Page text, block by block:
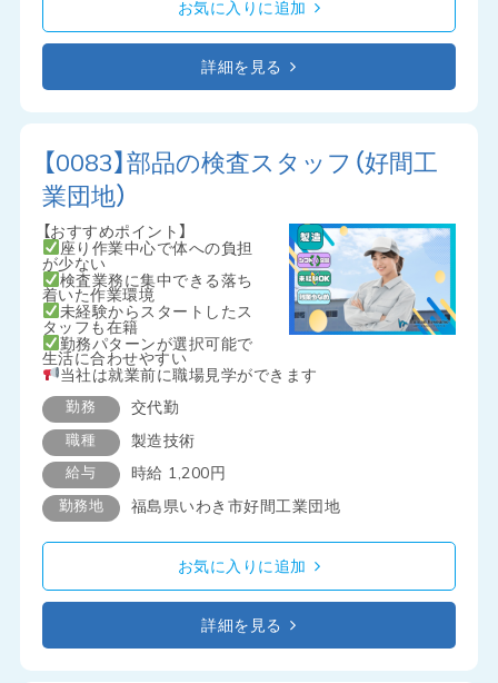
お気に入りに追加
詳細を見る
【0083】部品の検査スタッフ（好間工
業団地）
【おすすめポイント】
座り作業中心で体への負担
が少ない
検査業務に集中できる落ち
着いた作業環境
未経験からスタートしたス
タッフも在籍
勤務パターンが選択可能で
生活に合わせやすい
当社は就業前に職場見学ができます
勤務 交代勤
職種 製造技術
給与 時給 1,200円
勤務地 福島県いわき市好間工業団地
お気に入りに追加
詳細を見る